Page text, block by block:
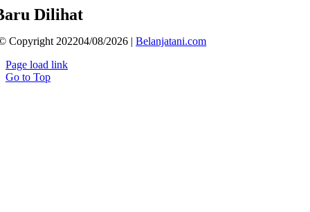
Dilihat
Copyright 202204/08/2026 |Belanjatani.com
Page load link
Go to Top